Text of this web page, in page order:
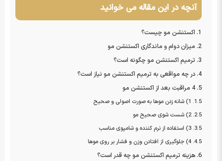
آنچه در این مقاله می خوانید
اکستنشن مو چیست؟
میزان دوام و ماندگاری اکستنشن مو
ترمیم اکستنشن مو چگونه است؟
در چه مواقعی به ترمیم اکستنشن مو نیاز است؟
4 مراقبت بعد از اکستنشن مو
1) شانه زدن موها به صورت اصولی و صحیح
2) شست شوی صحیح مو
3) استفاده از نرم کننده و شامپوی مناسب
4) جلوگیری از افتادن وزن و فشار بر روی موها
هزینه ترمیم اکستنشن مو چه قدر است؟